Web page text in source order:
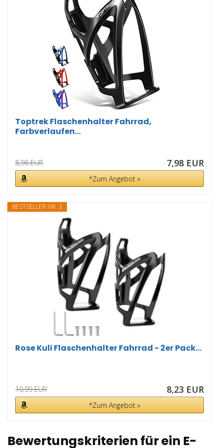
Toptrek Flaschenhalter Fahrrad,
Farbverlaufen...
8,98 EUR 7,98 EUR
*Zum Angebot »
BESTSELLER NR. 3
Rose Kuli Flaschenhalter Fahrrad - 2er Pack...
10,99 EUR 8,23 EUR
*Zum Angebot »
Bewertungskriterien für ein E-